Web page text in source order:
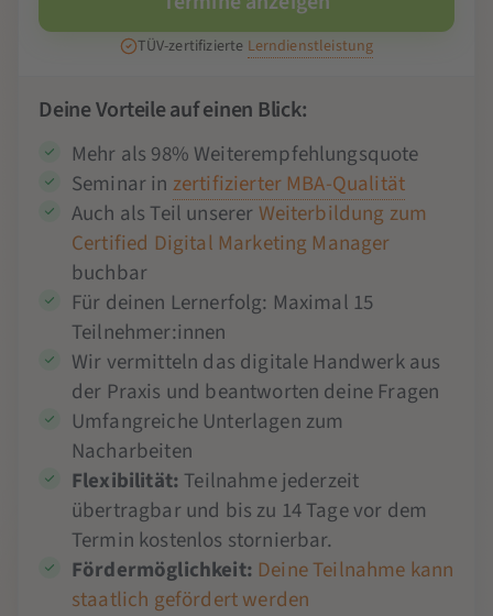
TÜV-zertifizierte Lerndienstleistung
Deine Vorteile auf einen Blick:
Mehr als 98% Weiterempfehlungsquote
Seminar in zertifizierter MBA-Qualität
Auch als Teil unsererWeiterbildung zum
Certified Digital Marketing Manager
buchbar
Für deinen Lernerfolg: Maximal 15
Teilnehmer:innen
Wir vermitteln das digitale Handwerk aus
der Praxis und beantworten deine Fragen
Umfangreiche Unterlagen zum
Nacharbeiten
Flexibilität:Teilnahme jederzeit
übertragbar und bis zu 14 Tage vor dem
Termin kostenlos stornierbar.
Fördermöglichkeit: Deine Teilnahme kann
staatlich gefördert werden